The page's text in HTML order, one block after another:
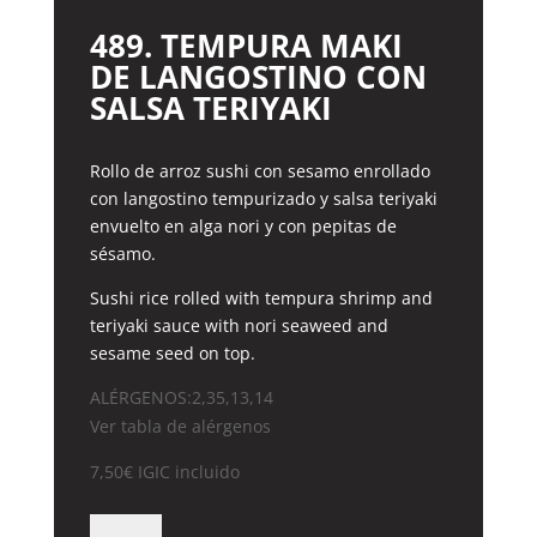
489. TEMPURA MAKI
DE LANGOSTINO CON
SALSA TERIYAKI
Rollo de arroz sushi con sesamo enrollado
con langostino tempurizado y salsa teriyaki
envuelto en alga nori y con pepitas de
sésamo.
Sushi rice rolled with tempura shrimp and
teriyaki sauce with nori seaweed and
sesame seed on top.
ALÉRGENOS:2,35,13,14
Ver tabla de alérgenos
7,50€ IGIC incluido